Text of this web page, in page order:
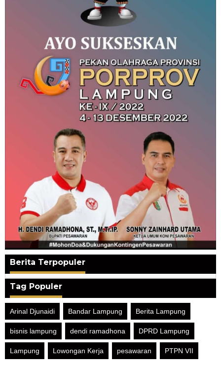
Berita Terpopuler
Tag Populer
Arinal Djunaidi Bandar Lampung Berita Lampung
bisnis lampung dendi ramadhona DPRD Lampung
Lampung Lowongan Kerja pesawaran PTPN VII